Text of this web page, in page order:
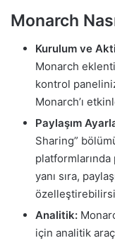
Monarch
Kurulum ve
Monarch
kontrol
Monarch’ı
Paylaşım
Sharing”
platformlarında
yanı sıra,
Analitik:
için analitik